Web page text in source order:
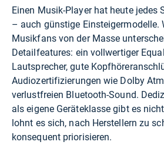
Einen Musik-Player hat heute jedes
– auch günstige Einsteigermodelle.
Musikfans von der Masse
Detailfeatures: ein vollwertiger
Lautsprecher, gute
Audiozertifizierungen wie Dolby
verlustfreien Bluetooth-Sound.
als eigene Geräteklasse gibt es
lohnt es sich, nach Herstellern zu
konsequent priorisieren.